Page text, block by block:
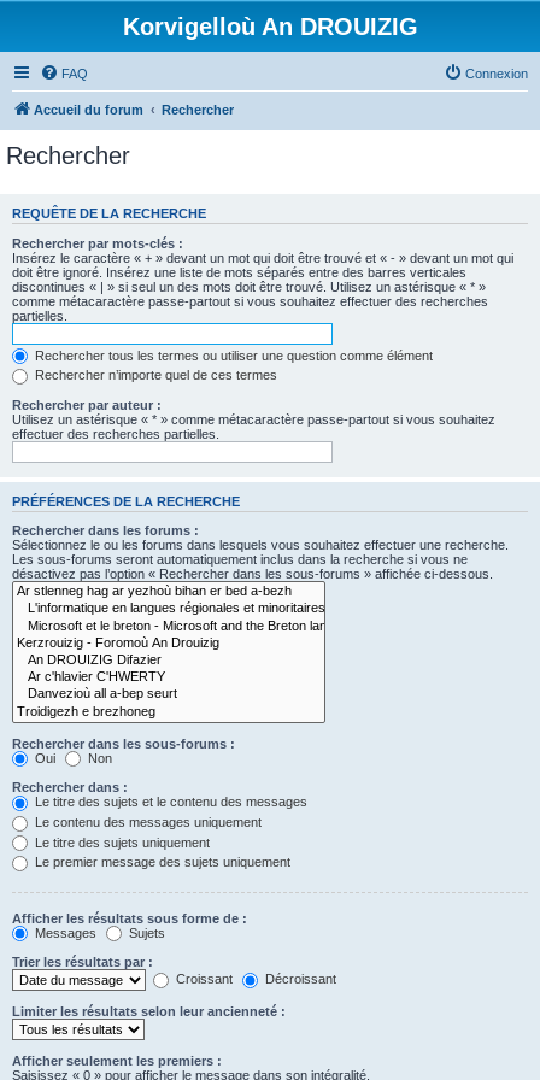
Korvigelloù An DROUIZIG
FAQ Connexion
Accueil du forum Rechercher
Rechercher
REQUÊTE DE LA RECHERCHE
Rechercher par mots-clés :
Insérez le caractère « + » devant un mot qui doit être trouvé et « - » devant un mot qui
doit être ignoré. Insérez une liste de mots séparés entre des barres verticales
discontinues « | » si seul un des mots doit être trouvé. Utilisez un astérisque « * »
comme métacaractère passe-partout si vous souhaitez effectuer des recherches
partielles.
Rechercher tous les termes ou utiliser une question comme élément
Rechercher n’importe quel de ces termes
Rechercher par auteur :
Utilisez un astérisque « * » comme métacaractère passe-partout si vous souhaitez
effectuer des recherches partielles.
PRÉFÉRENCES DE LA RECHERCHE
Rechercher dans les forums :
Sélectionnez le ou les forums dans lesquels vous souhaitez effectuer une recherche.
Les sous-forums seront automatiquement inclus dans la recherche si vous ne
désactivez pas l’option « Rechercher dans les sous-forums » affichée ci-dessous.
Rechercher dans les sous-forums :
Oui
Non
Rechercher dans :
Le titre des sujets et le contenu des messages
Le contenu des messages uniquement
Le titre des sujets uniquement
Le premier message des sujets uniquement
Afficher les résultats sous forme de :
Messages
Sujets
Trier les résultats par :
Croissant
Décroissant
Limiter les résultats selon leur ancienneté :
Afficher seulement les premiers :
Saisissez « 0 » pour afficher le message dans son intégralité.